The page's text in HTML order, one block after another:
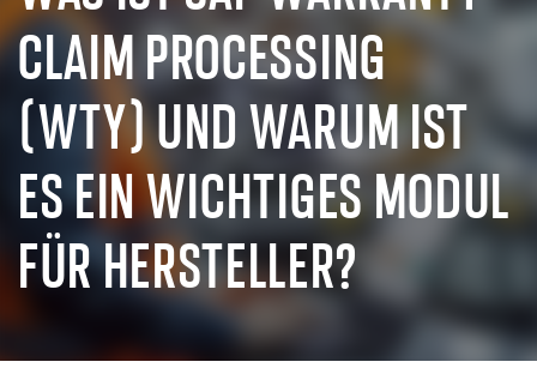
CLAIM PROCESSING
(WTY) UND WARUM IST
ES EIN WICHTIGES MODUL
FÜR HERSTELLER?